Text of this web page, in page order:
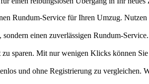
Rundum-Service für Ihren Umzug.
einen zuverlässigen Rundum-
sparen. Mit nur wenigen Klicks können
und ohne Registrierung zu vergleichen.